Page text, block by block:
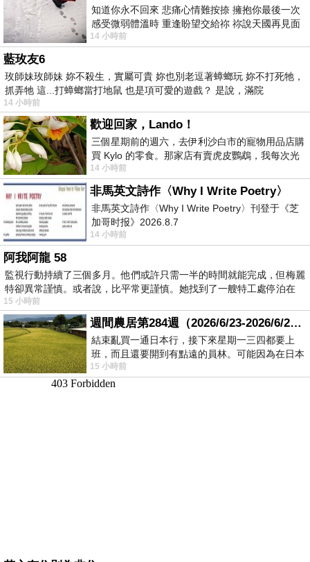
知道你永不回來 悲痛心情難按捺 擁抱你最後一次
感受微弱體溫時 重逢盼望交給祢 祢說天國再見面
此刻忍淚說別離 他日靈魂再
14 小時前
藍玫友6
玫師妹玫師妹 妳不殺生，實屬可貴 妳也別老逗著蟑螂玩 妳不打死牠，
抓弄牠 這...打蟑螂當打地鼠 也是項可愛的遊戲？ 是說，滿院
14 小時前
歡迎回家，Lando！
三個星期前的週六，去伊利沙白市的寵物用品店購
買 Kylo 的零食。那家店有賣虎皮鸚鵡，我每次光
顧都會去看一下。他們偶爾會引進 C
14 小時前
非馬英文詩作〈Why I Write Poetry〉
非馬英文詩作〈Why I Write Poetry〉刊登于《芝
加哥时报》2026.8.7
14 小時前
阿我阿龍 58
監視行動持續了三個多月。他們或許只需一半的時間就能完成，但梅麗
特卻異常謹慎。或者說，比平常更謹慎。她找到了一艘特工處停泊在
15 小時前
週間農居第284週（2026/6/23-2026/6/24) 夏至 金黃稻浪洋溢豐收喜悅
結束亂買一通日本行，接下來星期一三四都要上
班，而且還要開到有點遠的員林。可能因為在日本
花不少錢，星期一出門上班時，心裡沒有一
15 小時前